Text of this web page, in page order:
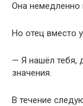
Она немедленно
Но отец вместо
— Я нашёл тебя,
значения.
В течение